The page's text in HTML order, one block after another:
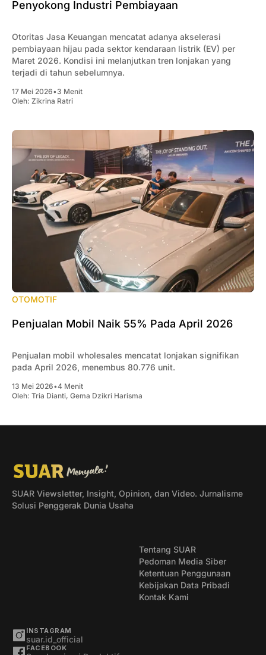
Penyokong Industri Pembiayaan
Otoritas Jasa Keuangan mencatat adanya akselerasi
pembiayaan hijau pada sektor kendaraan listrik (EV) per
Maret 2026. Kondisi ini melanjutkan tren lonjakan yang
terjadi di tahun sebelumnya.
17 Mei 2026•3 Menit
Oleh: Zikrina Ratri
OTOMOTIF
Penjualan Mobil Naik 55% Pada April 2026
Penjualan mobil wholesales mencatat lonjakan signifikan
pada April 2026, menembus 80.776 unit.
13 Mei 2026•4 Menit
Oleh: Tria Dianti, Gema Dzikri Harisma
SUAR Viewsletter, Insight, Opinion, dan Video. Jurnalisme
Solusi Penggerak Dunia Usaha
Tentang SUAR
Pedoman Media Siber
Ketentuan Penggunaan
Kebijakan Data Pribadi
Kontak Kami
INSTAGRAM
suar.id_official
FACEBOOK